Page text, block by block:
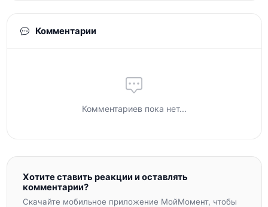
Комментарии
Комментариев пока нет...
Хотите ставить реакции и оставлять
комментарии?
Скачайте мобильное приложение МойМомент, чтобы